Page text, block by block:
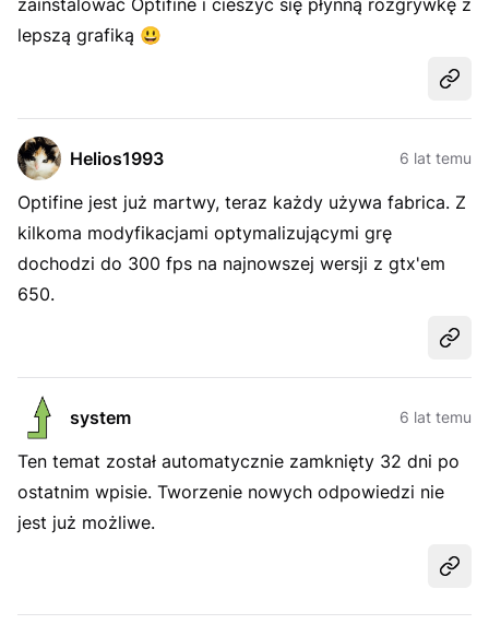
zainstalować Optifine i cieszyć się płynną rozgrywkę z
lepszą grafiką 😃
Helios1993 6 lat temu
Optifine jest już martwy, teraz każdy używa fabrica. Z
kilkoma modyfikacjami optymalizującymi grę
dochodzi do 300 fps na najnowszej wersji z gtx'em
650.
system 6 lat temu
Ten temat został automatycznie zamknięty 32 dni po
ostatnim wpisie. Tworzenie nowych odpowiedzi nie
jest już możliwe.